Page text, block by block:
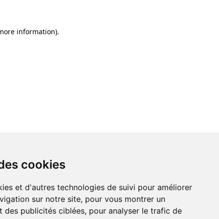
cookies
et d'autres technologies de suivi pour améliorer
sur notre site, pour vous montrer un
des publicités ciblées, pour analyser le trafic de
information).